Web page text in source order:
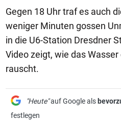
Gegen 18 Uhr traf es auch
weniger Minuten gossen
in die U6-Station Dresdner
Video zeigt, wie das
rauscht.
"Heute"auf Google als
festlegen